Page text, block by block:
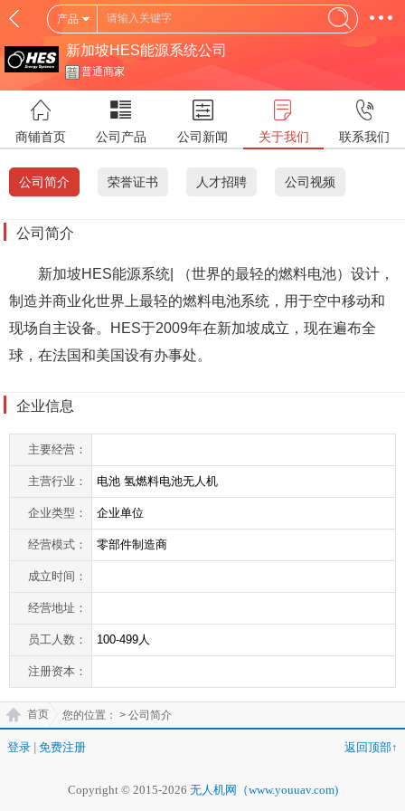
产品
新加坡HES能源系统公司
普通商家
商铺首页 公司产品 公司新闻 关于我们 联系我们
公司简介 荣誉证书 人才招聘 公司视频
公司简介
新加坡HES能源系统| （世界的最轻的燃料电池）设计，
制造并商业化世界上最轻的燃料电池系统，用于空中移动和
现场自主设备。HES于2009年在新加坡成立，现在遍布全
球，在法国和美国设有办事处。
企业信息
主要经营：
主营行业： 电池 氢燃料电池无人机
企业类型： 企业单位
经营模式： 零部件制造商
成立时间：
经营地址：
员工人数： 100-499人
注册资本：
您的位置：
首页 > 公司简介
登录 免费注册 返回顶部↑
Copyright © 2015-2026 无人机网（www.youuav.com)